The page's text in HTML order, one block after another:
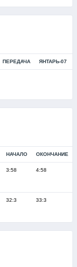
ПЕРЕДАЧА ЯНТАРЬ-07
НАЧАЛО ОКОНЧАНИЕ
3:58 4:58
32:3 33:3